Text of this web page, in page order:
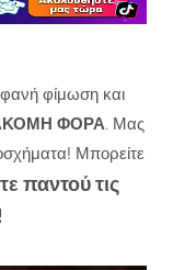
φίμωση και
ΦΟΡΑ. Μας
Μπορείτε
παντού τις